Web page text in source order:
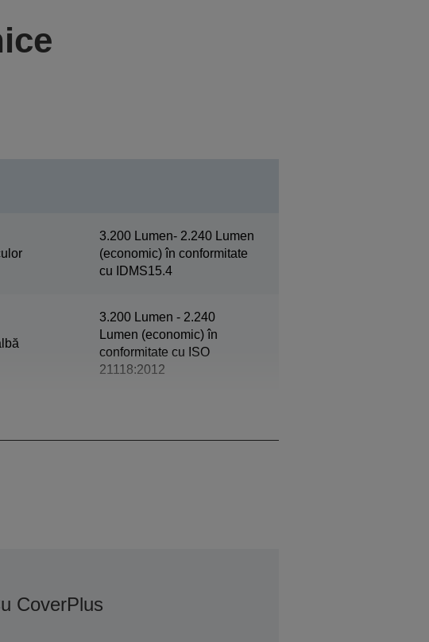
3.200 Lumen- 2.240 Lumen
(economic) în conformitate
cu IDMS15.4
3.200 Lumen - 2.240
Lumen (economic) în
conformitate cu ISO
21118:2012
CoverPlus